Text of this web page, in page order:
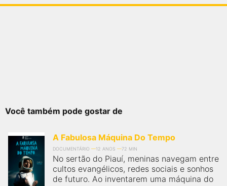
Você também pode gostar de
A Fabulosa Máquina Do Tempo
DOCUMENTÁRIO 12 ANOS 72 MIN
No sertão do Piauí, meninas navegam entre
cultos evangélicos, redes sociais e sonhos
de futuro. Ao inventarem uma máquina do